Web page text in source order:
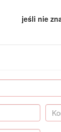
jeśli nie